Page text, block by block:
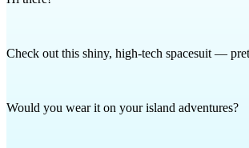
Check out this shiny, high-tech spacesuit —
Would you wear it on your island adventures?